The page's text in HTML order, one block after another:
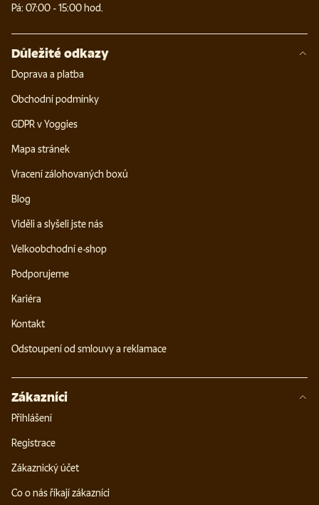
Pá: 07:00 - 15:00 hod.
Důležité odkazy
Doprava a platba
Obchodní podmínky
GDPR v Yoggies
Mapa stránek
Vracení zálohovaných boxů
Blog
Viděli a slyšeli jste nás
Velkoobchodní e-shop
Podporujeme
Kariéra
Kontakt
Odstoupení od smlouvy a reklamace
Zákazníci
Přihlášení
Registrace
Zákaznický účet
Co o nás říkají zákazníci